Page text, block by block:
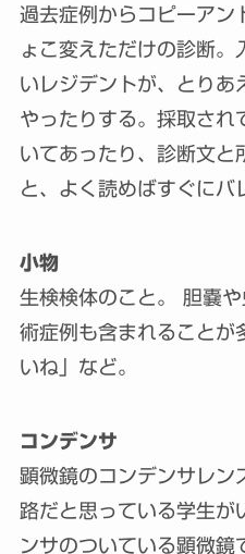
過去症例からコピーアン
ょこ変えただけの診断。
いレジデントが、とりあ
やったりする。採取され
いてあったり、診断文と
と、よく読めばすぐにバ
小物
生検検体のこと。 胆嚢
術症例も含まれることが
いね」など。
コンデンサ
顕微鏡のコンデンサレン
路だと思っている学生が
ンサのついている顕微鏡